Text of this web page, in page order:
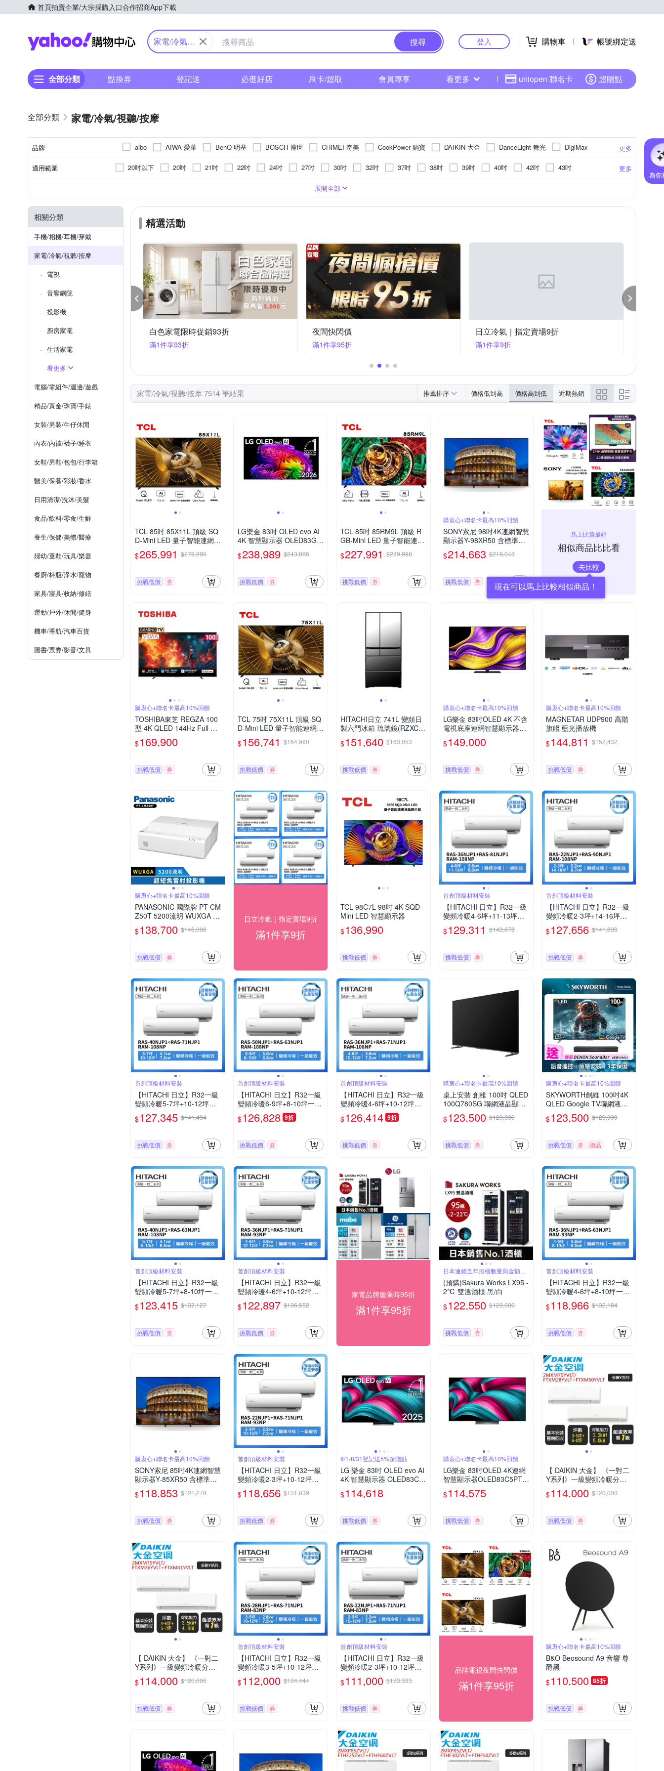
首頁拍賣企業/大宗採購入口合作招商App下載
Yahoo購物中心
家電/冷氣/
搜尋 登入 購物車 帳號綁定送
全部分類 點換券 登記送 必逛好店 刷卡/超取 會員專享 看更多 uniopen 聯名卡 超贈點
家電/冷氣/視聽/按摩
品牌 更多
aibo AIWA 愛華 BenQ 明基 BOSCH 博世 CHIMEI 奇美 CookPower 鍋寶 DAIKIN 大金 DanceLight 舞光
DigiMax
Dr.AV 聖岡科技
Electrolux 伊萊克斯 ErgoGrade GREE 格力 HCG 和成 HERAN 禾聯 HITACHI 日立
HARIO
Mitsubishi 三菱
MAXE 萬士益 OriginalLife Panasonic 國際牌 PEARL HORSE 寶馬牌 PHILIPS 飛利浦
Rinnai 林內
SUPA FINE 勳風
Xiaomi 小米
zushiang 日象 怡心牌 莊頭北 華菱 金嗓
適用範圍 更多
20吋以下 20吋 21吋 22吋 24吋 27吋 30吋 32吋 37吋 38吋 39吋 40吋 42吋
43吋
55吋電動
半自動咖啡機
5坪以下
第三級
空氣循環扇
800~900W
展開全部
相關分類
手機/相機/耳機/穿戴
家電/冷氣/視聽/按摩
電視
音響劇院
投影機
廚房家電
生活家電
看更多
電腦/零組件/週邊/遊戲
精品/黃金/珠寶/手錶
女裝/男裝/牛仔休閒
內衣/內褲/襪子/睡衣
女鞋/男鞋/包包/行李箱
醫美/保養/彩妝/香水
日用清潔/洗沐/美髮
食品/飲料/零食/生鮮
養生/保健/美體/醫療
婦幼/童鞋/玩具/樂器
餐廚/杯瓶/淨水/寵物
家具/寢具/收納/修繕
運動/戶外/休閒/健身
機車/導航/汽車百貨
圖書/票券/影音/文具
精選活動
搶價限時98折 白色家電限時促銷93折
滿1件享93折
夜間快閃價
滿1件享95折
日立冷氣｜指定賣場9折
滿1件享9折
家電/冷氣/視聽/按摩 7514 筆結果 推薦排序 價格低到高 價格高到低 近期熱銷
TCL 85吋 85X11L 頂級 SQ
D-Mini LED 量子智能連網液
晶顯示器 X11L
$265,991 $279,990
挑戰低價 券
LG樂金 83吋 OLED evo AI
4K 智慧顯示器 OLED83G6
PTA
$238,989 $243,866
挑戰低價 券
TCL 85吋 85RM9L 頂級 R
GB-Mini LED 量子智能連網
液晶顯示 RM9L
$227,991 $239,990
挑戰低價 券
購衷心+聯名卡最高10%回饋
SONY索尼 98吋4K連網智慧
顯示器Y-98XR50 含標準安
裝
$214,663 $219,043
挑戰低價 券
馬上比買最好
相似商品比比看
去比較
現在可以馬上比較相似商品！
購衷心+聯名卡最高10%回饋
TOSHIBA東芝 REGZA 100
型 4K QLED 144Hz Full Arr
ay LED AirPlay2 智慧顯示
器 100Z670NP
$169,900
挑戰低價 券
TCL 75吋 75X11L 頂級 SQ
D-Mini LED 量子智能連網液
晶顯示器 X11L
$156,741 $164,990
挑戰低價 券
HITACHI日立 741L 變頻日
製六門冰箱 琉璃鏡(RZXC74
0KJ-X)
$151,640 $163,053
挑戰低價 券
購衷心+聯名卡最高10%回饋
LG樂金 83吋OLED 4K 不含
電視底座連網智慧顯示器OL
ED83G5PTA含壁掛安裝+附
原廠壁掛架
$149,000
挑戰低價 券
購衷心+聯名卡最高10%回饋
MAGNETAR UDP900 高階
旗艦 藍光播放機
$144,811 $152,432
挑戰低價 券
購衷心+聯名卡最高10%回饋
PANASONIC 國際牌 PT-CM
Z50T 5200流明 WUXGA 超
短焦雷射投影機
$138,700 $146,000
挑戰低價 券
日立冷氣｜指定賣場9折
滿1件享9折
TCL 98C7L 98吋 4K SQD-
Mini LED 智慧顯示器
$136,990
挑戰低價 券
首創頂級材料安裝
【HITACHI 日立】R32一級
變頻冷暖4-6坪+11-13坪一
對二分離式冷氣RAS-36NJP
1+RAS-81NJP1/RAM-108N
$129,311 $143,678
挑戰低價 券
首創頂級材料安裝
【HITACHI 日立】R32一級
變頻冷暖2-3坪+14-16坪一
對二分離式冷氣RAS-22NJP
1+RAS-90NJP1/RAM-108N
$127,656 $141,839
挑戰低價 券
首創頂級材料安裝
【HITACHI 日立】R32一級
變頻冷暖5-7坪+10-12坪一
對二分離式冷氣RAS-40NJP
1+RAS-71NJP1/RAM-108N
$127,345 $141,494
挑戰低價 券
首創頂級材料安裝
【HITACHI 日立】R32一級
變頻冷暖6-9坪+8-10坪一對
二分離式冷氣RAS-50NJP1
+RAS-63NJP1/RAM-108NP
$126,828 9折
挑戰低價 券
首創頂級材料安裝
【HITACHI 日立】R32一級
變頻冷暖4-6坪+10-12坪一
對二分離式冷氣RAS-36NJP
1+RAS-71NJP1/RAM-108N
$126,414 9折
挑戰低價 券
購衷心+聯名卡最高10%回饋
桌上安裝 創維 100吋 QLED
100Q780SG 聯網液晶顯示
器 / 贈聲霸 送完為止
$123,500 $129,999
挑戰低價 券
購衷心+聯名卡最高10%回饋
SKYWORTH創維 100吋4K
QLED Google TV聯網液晶
顯示器 100Q780SG
$123,500 $129,999
挑戰低價 券 贈品
首創頂級材料安裝
【HITACHI 日立】R32一級
變頻冷暖5-7坪+8-10坪一對
二分離式冷氣RAS-40NJP1
+RAS-63NJP1/RAM-108NP
$123,415 $137,127
挑戰低價 券
首創頂級材料安裝
【HITACHI 日立】R32一級
變頻冷暖4-6坪+10-12坪一
對二分離式冷氣RAS-36NJP
1+RAS-71NJP1/RAM-93NP
$122,897 $136,552
挑戰低價 券
家電品牌慶限時95折
滿1件享95折
日本連續五年酒櫃數量與金額雙
冠王
(預購)Sakura Works LX95 -
2℃ 雙溫酒櫃 黑/白
$122,550 $129,000
挑戰低價 券
首創頂級材料安裝
【HITACHI 日立】R32一級
變頻冷暖4-6坪+8-10坪一對
二分離式冷氣RAS-36NJP1
+RAS-63NJP1/RAM-93NP
$118,966 $132,184
挑戰低價 券
購衷心+聯名卡最高10%回饋
SONY索尼 85吋4K連網智慧
顯示器Y-85XR50 含標準安
$118,853 $121,278
挑戰低價 券
首創頂級材料安裝
【HITACHI 日立】R32一級
變頻冷暖2-3坪+10-12坪一
對二分離式冷氣RAS-22NJP
1+RAS-71NJP1/RAM-93NP
$118,656 $131,839
挑戰低價 券
8/1-8/31登記送5%超贈點
LG 樂金 83吋 OLED evo AI
4K 智慧顯示器 OLED83C5
PTA(含基本安裝)
$114,618
挑戰低價 券
購衷心+聯名卡最高10%回饋
LG樂金 83吋OLED 4K連網
智慧顯示器OLED83C5PTA
含壁掛安裝+附原廠壁掛架
$114,575
挑戰低價 券
【 DAIKIN 大金】 《一對二
Y系列》一級變頻冷暖分離
式冷氣《2MXM75YVLT/FT
XM28YVLT+FTXM50YVL
$114,000 $120,000
挑戰低價 券
【 DAIKIN 大金】 《一對二
Y系列》一級變頻冷暖分離
式冷氣《2MXM75YVLT/FT
XM36YVLT+FTXM41YVL
$114,000 $120,000
挑戰低價 券
首創頂級材料安裝
【HITACHI 日立】R32一級
變頻冷暖3-5坪+10-12坪一
對二分離式冷氣RAS-28NJP
1+RAS-71NJP1/RAM-83NP
$112,000 $124,444
挑戰低價 券
首創頂級材料安裝
【HITACHI 日立】R32一級
變頻冷暖2-3坪+10-12坪一
對二分離式冷氣RAS-22NJP
1+RAS-71NJP1/RAM-83NP
$111,000 $123,333
挑戰低價 券
品牌電視夜間快閃價
滿1件享95折
購衷心+聯名卡最高10%回饋
B&O Beosound A9 音響 尊
爵黑
$110,500 85折
挑戰低價 券